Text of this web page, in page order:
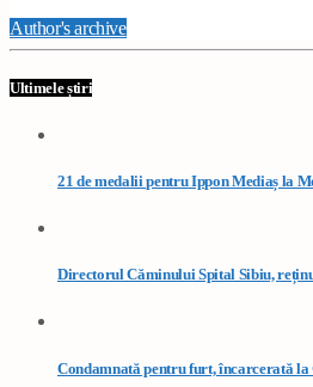
Author's archive
Ultimele știri
21 de medalii pentru Ippon Mediaș la
Directorul Căminului Spital Sibiu,
Condamnată pentru furt, încarcerată la